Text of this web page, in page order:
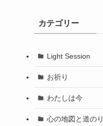
カテゴリー
Light Session
お祈り
わたしは今
心の地図と道のり